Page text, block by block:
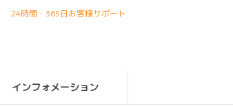
インフォメーション
24時間・365日お客様サポート